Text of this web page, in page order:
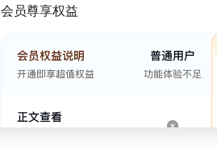
会员尊享权益